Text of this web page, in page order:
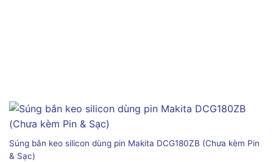
Súng bắn keo silicon dùng pin Makita DCG180ZB (Chưa kèm Pin
& Sạc)